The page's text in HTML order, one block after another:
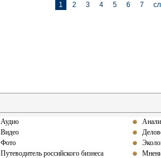
1 2 3 4 5 6 7
Аудио
Видео
Фото
Путеводитель российского бизнеса